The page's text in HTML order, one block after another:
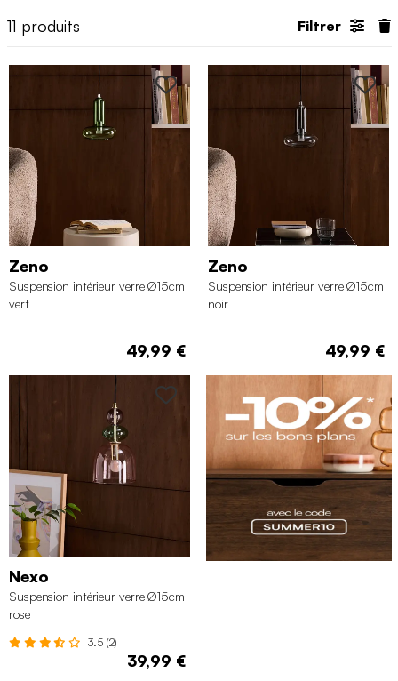
11 produits Filtrer
Zeno
Suspension intérieur verre Ø15cm
vert
49,99 €
Zeno
Suspension intérieur verre Ø15cm
noir
49,99 €
Nexo
Suspension intérieur verre Ø15cm
rose
3.5 (2)
39,99 €